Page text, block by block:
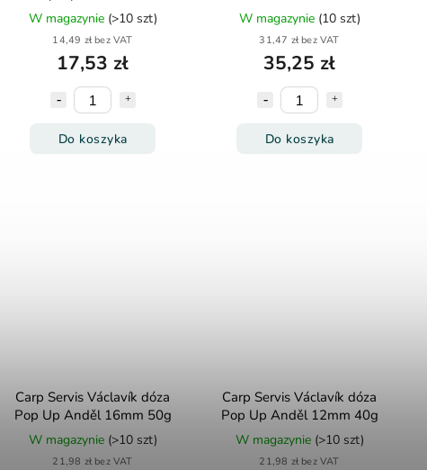
W magazynie (>10 szt)
14,49 zł bez VAT
17,53 zł
Do koszyka
150ml
W magazynie (10 szt)
31,47 zł bez VAT
35,25 zł
Do koszyka
Carp Servis Václavík dóza
Pop Up Anděl 16mm 50g
W magazynie (>10 szt)
21,98 zł bez VAT
Carp Servis Václavík dóza
Pop Up Anděl 12mm 40g
W magazynie (>10 szt)
21,98 zł bez VAT